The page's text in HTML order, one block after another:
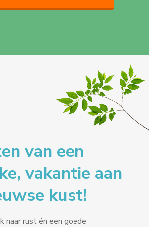
van een
vakantie aan
kust!
naar rust én een goede